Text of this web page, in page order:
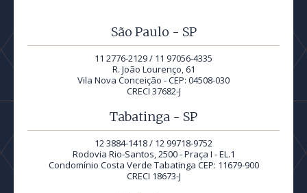
São Paulo - SP
11 2776-2129 / 11 97056-4335
R. João Lourenço, 61
Vila Nova Conceição - CEP: 04508-030
CRECI 37682-J
Tabatinga - SP
12 3884-1418 / 12 99718-9752
Rodovia Rio-Santos, 2500 - Praça I - EL.1
Condomínio Costa Verde Tabatinga CEP: 11679-900
CRECI 18673-J